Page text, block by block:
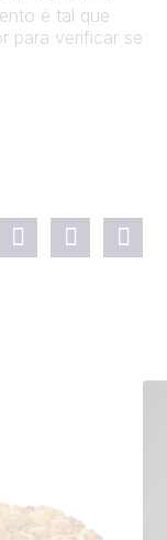
é tal que
para verificar se